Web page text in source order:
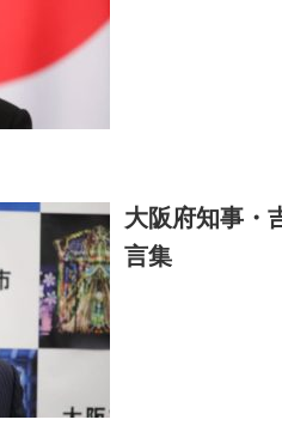
大阪府知事・
言集